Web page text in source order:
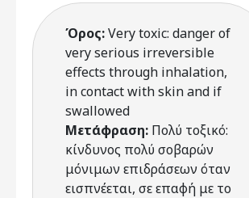
Όρος:Very toxic: danger of
very serious irreversible
effects through inhalation,
in contact with skin and if
swallowed
Μετάφραση: Πολύ τοξικό:
κίνδυνος πολύ σοβαρών
μόνιμων επιδράσεων όταν
εισπνέεται, σε επαφή με το